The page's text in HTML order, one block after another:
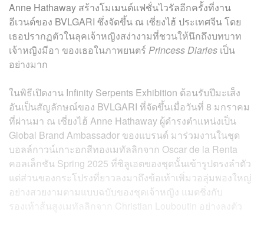
Anne Hathaway สร้างโมเมนต์แฟชั่นไวรัลอีกครั้งที่งาน
อีเวนต์ของ BVLGARI ซึ่งจัดขึ้น ณ เซี่ยงไฮ้ ประเทศจีน โดย
เธอปรากฏตัวในลุคเจ้าหญิงสง่างามที่ชวนให้นึกถึงบทบาท
เจ้าหญิงมีอา ของเธอในภาพยนตร์ Princess Diaries เป็น
อย่างมาก
ในพิธีเปิดงาน Infinity Serpents Exhibition ต้อนรับปีมะเส็ง
อันเป็นสัญลักษณ์ของ BVLGARI ที่จัดขึ้นเมื่อวันที่ 8 มกราคม
ที่ผ่านมา ณ เซี่ยงไฮ้ Anne Hathaway ผู้ดำรงตำแหน่งเป็น
Global Brand Ambassador ของแบรนด์ มาร่วมงานในชุด
บอลล์กาวน์เกาะอกสีทองเมทัลลิกจาก Oscar de la Renta
คอลเล็กชัน Spring 2025 ที่ซิลูเอตของชุดนั้นเข้ารูปตรงลำตัว
แต่ส่วนของกระโปรงที่ยาวลงมาถึงข้อเท้าเพิ่มวอลุ่มพองใหญ่
อย่างสวยงามตามแบบฉบับของชุดเจ้าหญิง แมตชิ่งกับ
รองเท้าส้นสูงเมทัลลิกจาก Christian Louboutin อย่างลงตัว